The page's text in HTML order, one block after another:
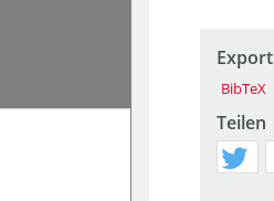
Export
BibTeX
Teilen